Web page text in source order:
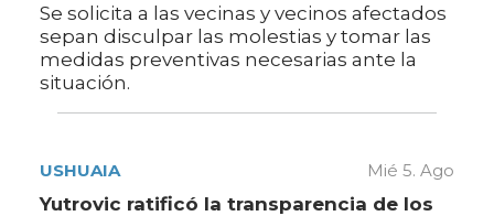
Se solicita a las vecinas y vecinos afectados
sepan disculpar las molestias y tomar las
medidas preventivas necesarias ante la
situación.
USHUAIA Mié 5. Ago
Yutrovic ratificó la transparencia de los